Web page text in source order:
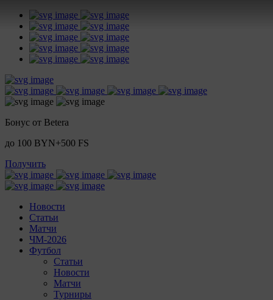
Бонус от Betera
до 100 BYN+500 FS
Получить
Новости
Статьи
Матчи
ЧМ-2026
Футбол
Статьи
Новости
Матчи
Турниры